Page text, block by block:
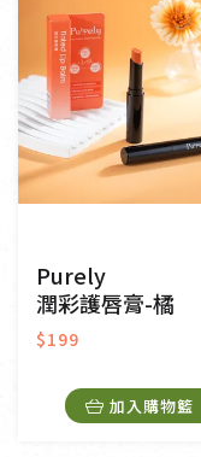
常溫
一般網
Purely
潤彩護唇膏-橘
$199
加入購物籃